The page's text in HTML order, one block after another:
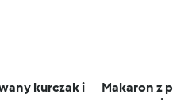
kurczak i
Makaron z